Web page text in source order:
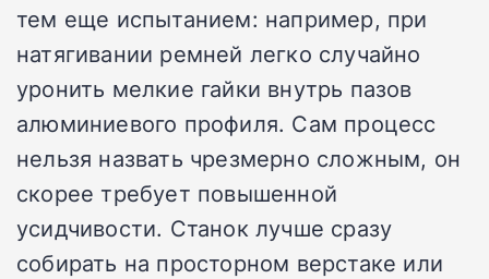
тем еще испытанием: например, при
натягивании ремней легко случайно
уронить мелкие гайки внутрь пазов
алюминиевого профиля. Сам процесс
нельзя назвать чрезмерно сложным, он
скорее требует повышенной
усидчивости. Станок лучше сразу
собирать на просторном верстаке или